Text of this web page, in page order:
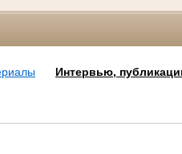
Интервью,